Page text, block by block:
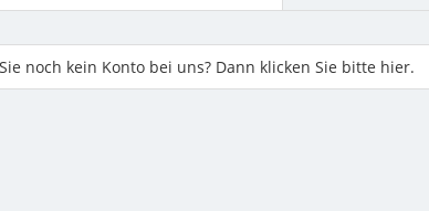
noch kein Konto bei uns? Dann klicken Sie bitte hier.